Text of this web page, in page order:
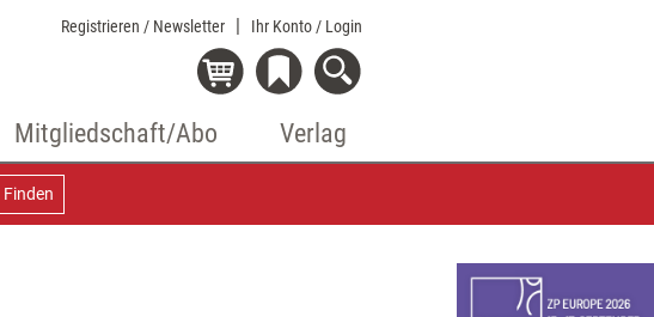
Registrieren / Newsletter Ihr Konto / Login
Mitgliedschaft/Abo Verlag
Finden